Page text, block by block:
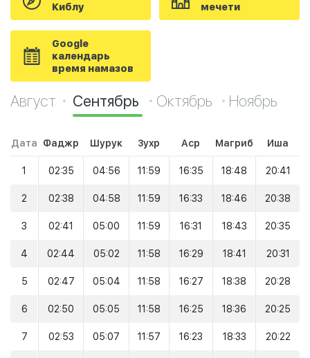
Киблу
мечети
Google
календарь
время намазов
Август Сентябрь Октябрь Ноябрь
Дата Фаджр Шурук Зухр Аср Магриб Иша
1 02:35 04:56 11:59 16:35 18:48 20:41
2 02:38 04:58 11:59 16:33 18:46 20:38
3 02:41 05:00 11:59 16:31 18:43 20:35
4 02:44 05:02 11:58 16:29 18:41 20:31
5 02:47 05:04 11:58 16:27 18:38 20:28
6 02:50 05:05 11:58 16:25 18:36 20:25
7 02:53 05:07 11:57 16:23 18:33 20:22